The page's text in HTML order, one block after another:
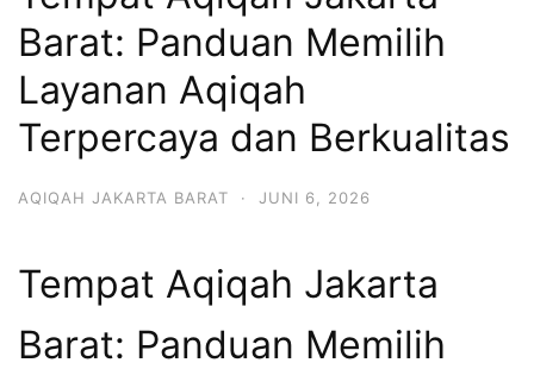
6713
Barat: Panduan Memilih
Layanan Aqiqah
Terpercaya dan Berkualitas
AQIQAH JAKARTA BARAT · JUNI 6, 2026
Tempat Aqiqah Jakarta
Barat: Panduan Memilih